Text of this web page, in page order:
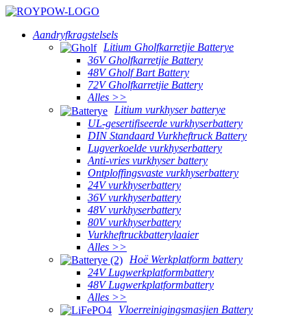
Aandryfkragstelsels
Litium Gholfkarretjie Batterye
36V Gholfkarretjie Battery
48V Gholf Bart Battery
72V Gholfkarretjie Battery
Alles >>
Litium vurkhyser batterye
UL-gesertifiseerde vurkhyserbattery
DIN Standaard Vurkheftruck Battery
Lugverkoelde vurkhyserbattery
Anti-vries vurkhyser battery
Ontploffingsvaste vurkhyserbattery
24V vurkhyserbattery
36V vurkhyserbattery
48V vurkhyserbattery
80V vurkhyserbattery
Vurkheftruckbatterylaaier
Alles >>
Hoë Werkplatform battery
24V Lugwerkplatformbattery
48V Lugwerkplatformbattery
Alles >>
Vloerreinigingsmasjien Battery